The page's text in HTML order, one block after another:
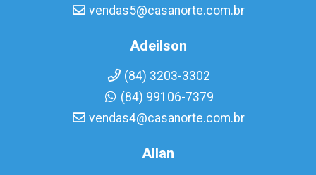
vendas5@casanorte.com.br
Adeilson
(84) 3203-3302
(84) 99106-7379
vendas4@casanorte.com.br
Allan